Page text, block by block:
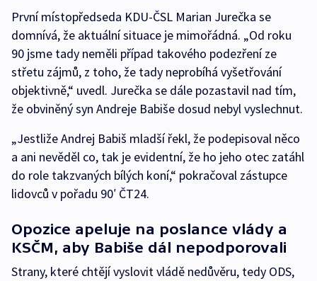
První místopředseda KDU-ČSL Marian Jurečka se
domnívá, že aktuální situace je mimořádná. „Od roku
90 jsme tady neměli případ takového podezření ze
střetu zájmů, z toho, že tady neprobíhá vyšetřování
objektivně,“ uvedl. Jurečka se dále pozastavil nad tím,
že obviněný syn Andreje Babiše dosud nebyl vyslechnut.
„Jestliže Andrej Babiš mladší řekl, že podepisoval něco
a ani nevěděl co, tak je evidentní, že ho jeho otec zatáhl
do role takzvaných bílých koní,“ pokračoval zástupce
lidovců v pořadu 90′ ČT24.
Opozice apeluje na poslance vlády a
KSČM, aby Babiše dál nepodporovali
Strany, které chtějí vyslovit vládě nedůvěru, tedy ODS,